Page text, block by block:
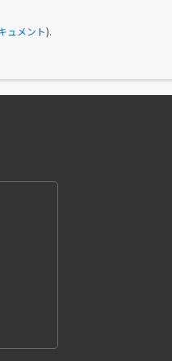
ュメント).